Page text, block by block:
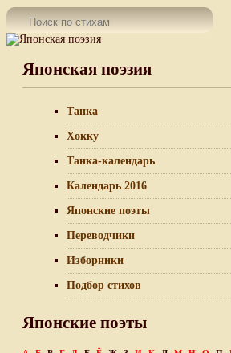
Японская поэзия
Танка
Хокку
Танка-календарь
Календарь 2016
Японские поэты
Переводчики
Изборники
Подбор стихов
Японские поэты